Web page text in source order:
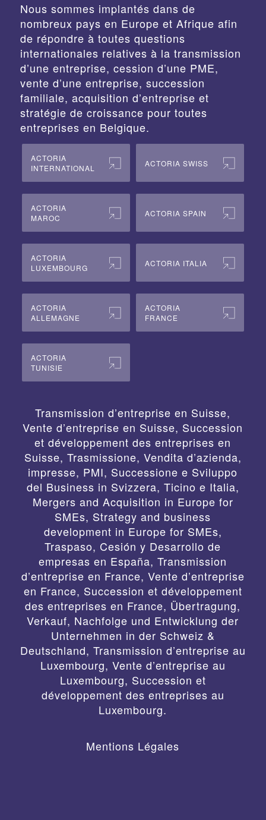
Nous sommes implantés dans de
nombreux pays en Europe et Afrique afin
de répondre à toutes questions
internationales relatives à la transmission
d’une entreprise, cession d’une PME,
vente d’une entreprise, succession
familiale, acquisition d’entreprise et
stratégie de croissance pour toutes
entreprises en Belgique.
ACTORIA
INTERNATIONAL
ACTORIA SWISS
ACTORIA
MAROC
ACTORIA SPAIN
ACTORIA
LUXEMBOURG
ACTORIA ITALIA
ACTORIA
ALLEMAGNE
ACTORIA
FRANCE
ACTORIA
TUNISIE
Transmission d’entreprise en Suisse,
Vente d’entreprise en Suisse, Succession
et développement des entreprises en
Suisse, Trasmissione, Vendita d’azienda,
impresse, PMI, Successione e Sviluppo
del Business in Svizzera, Ticino e Italia,
Mergers and Acquisition in Europe for
SMEs, Strategy and business
development in Europe for SMEs,
Traspaso, Cesión y Desarrollo de
empresas en España,Transmission
d’entreprise en France, Vente d’entreprise
en France, Succession et développement
des entreprises en France, Übertragung,
Verkauf, Nachfolge und Entwicklung der
Unternehmen in der Schweiz &
Deutschland, Transmission d’entreprise au
Luxembourg, Vente d’entreprise au
Luxembourg, Succession et
développement des entreprises au
Luxembourg.
Mentions Légales